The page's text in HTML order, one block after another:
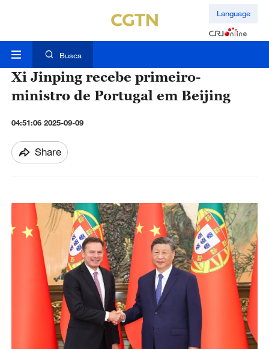
Language
Busca
Xi Jinping recebe primeiro-
ministro de Portugal em Beijing
04:51:06 2025-09-09
Share